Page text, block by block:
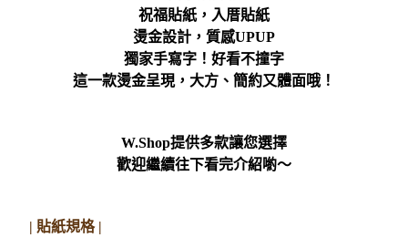
祝福貼紙，入厝貼紙
燙金設計，質感UPUP
獨家手寫字！好看不撞字
這一款燙金呈現，大方、簡約又體面哦！
W.Shop提供多款讓您選擇
歡迎繼續往下看完介紹喲～
| 貼紙規格 |